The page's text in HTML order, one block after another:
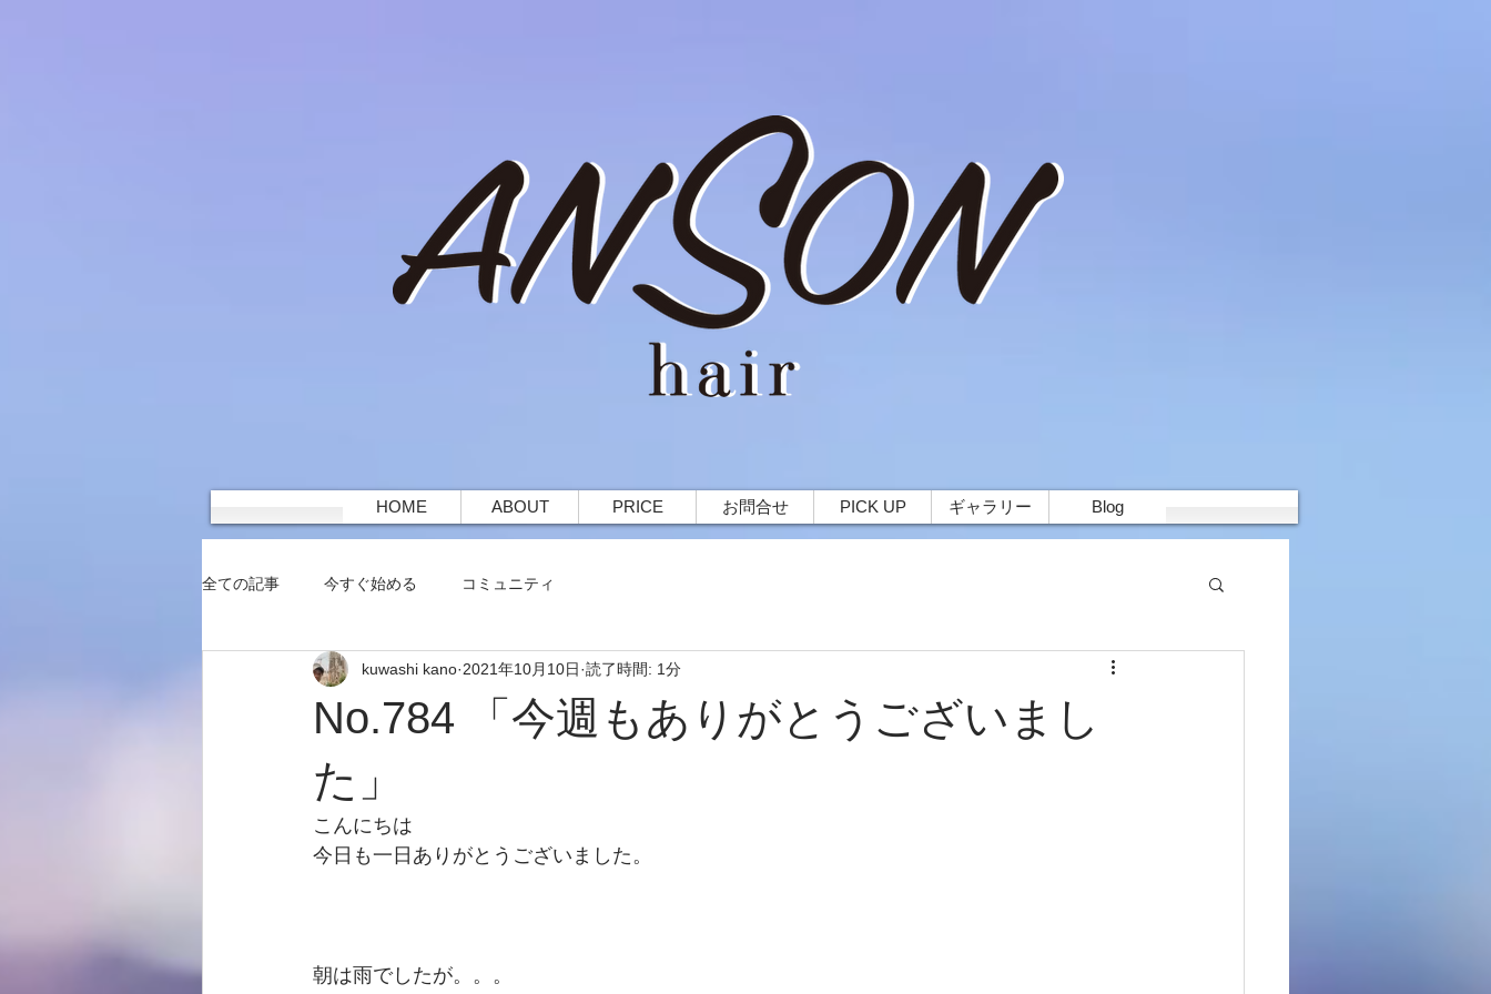
HOME ABOUT PRICE お問合せ PICK UP ギャラリー Blog
全ての記事 今すぐ始める コミュニティ
No.784 「今週もありがとうございまし
た」
kuwashi kano 2021年10月10日 読了時間: 1分
こんにちは
今日も一日ありがとうございました。
朝は雨でしたが。。。